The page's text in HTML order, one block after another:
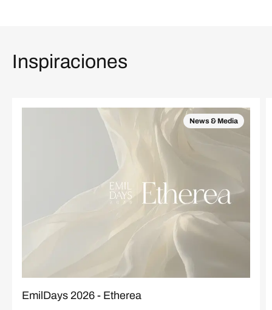
Inspiraciones
News & Media
EmilDays 2026 - Etherea